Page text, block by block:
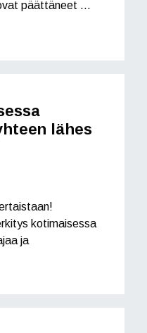
päättäneet …
lähes
kotimaisessa
ja